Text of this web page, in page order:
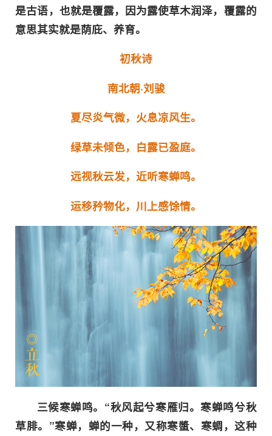
是古语，也就是覆露，因为露使草木润泽，覆露的
意思其实就是荫庇、养育。
初秋诗
南北朝·刘骏
夏尽炎气微，火息凉风生。
绿草未倾色，白露已盈庭。
远视秋云发，近听寒蝉鸣。
运移矜物化，川上感馀情。
三候寒蝉鸣。“秋风起兮寒雁归。寒蝉鸣兮秋
草腓。”寒蝉，蝉的一种，又称寒螿、寒蜩，这种